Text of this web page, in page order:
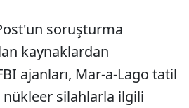
soruşturma
kaynaklardan
ajanları, Mar-a-Lago tatil
silahlarla ilgili